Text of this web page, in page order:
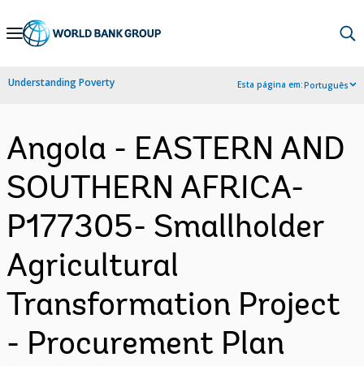
Skip
Navigation
Understanding Poverty Esta página em:Português
Angola - EASTERN AND
SOUTHERN AFRICA-
P177305- Smallholder
Agricultural
Transformation Project
- Procurement Plan